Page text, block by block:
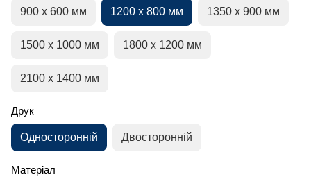
900 х 600 мм 1200 х 800 мм 1350 х 900 мм
1500 х 1000 мм 1800 х 1200 мм
2100 х 1400 мм
Друк
Односторонній Двосторонній
Матеріал